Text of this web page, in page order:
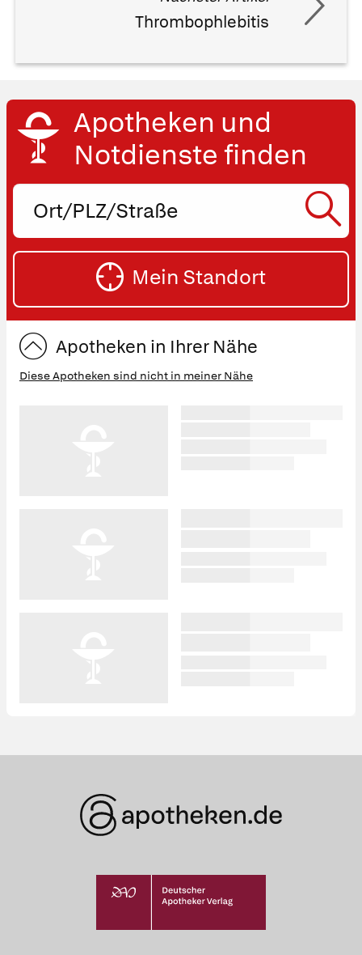
Thrombophlebitis
Was Ihre Apotheke
empfiehlt
Ihrer Nähe
Apotheken und
Notdienste finden
Ort,
oder
Straße
Mein Standort
Apotheken in Ihrer Nähe
Diese Apotheken sind nicht in meiner Nähe